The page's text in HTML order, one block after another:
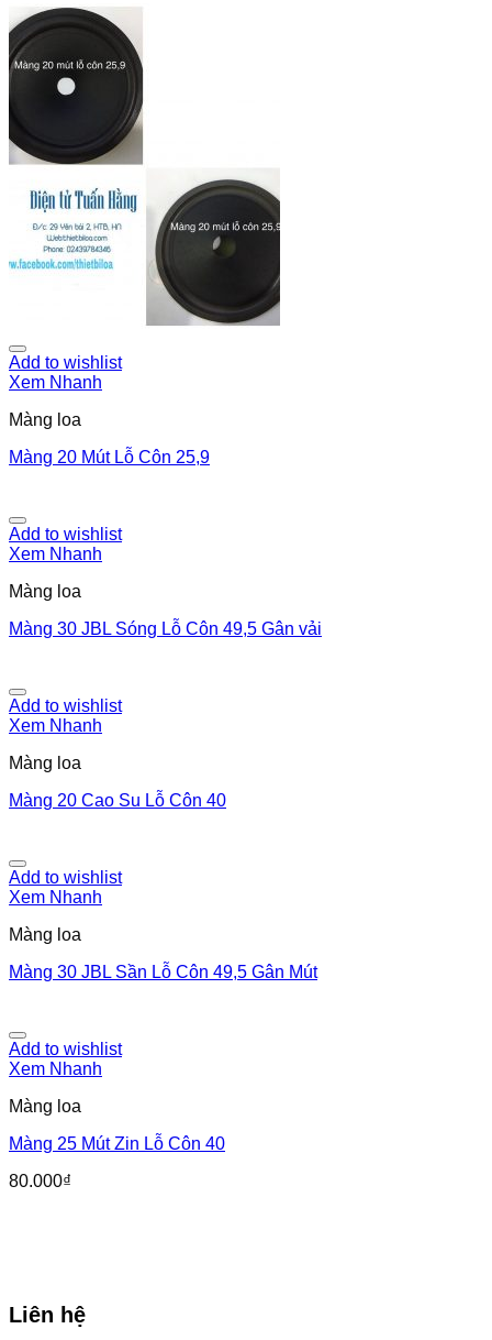
Add to wishlist
Xem Nhanh
Màng loa
Màng 20 Mút Lỗ Côn 25,9
Add to wishlist
Xem Nhanh
Màng loa
Màng 30 JBL Sóng Lỗ Côn 49,5 Gân vải
Add to wishlist
Xem Nhanh
Màng loa
Màng 20 Cao Su Lỗ Côn 40
Add to wishlist
Xem Nhanh
Màng loa
Màng 30 JBL Sần Lỗ Côn 49,5 Gân Mút
Add to wishlist
Xem Nhanh
Màng loa
Màng 25 Mút Zin Lỗ Côn 40
80.000₫
Liên hệ